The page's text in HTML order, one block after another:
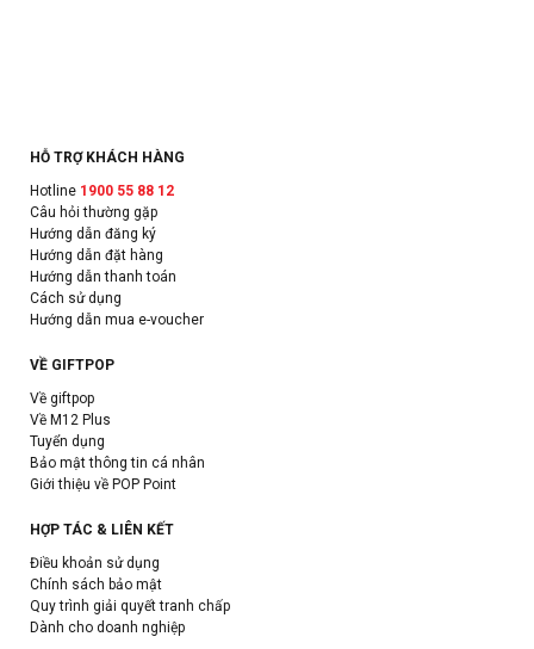
HỖ TRỢ KHÁCH HÀNG
Hotline 1900 55 88 12
Câu hỏi thường gặp
Hướng dẫn đăng ký
Hướng dẫn đặt hàng
Hướng dẫn thanh toán
Cách sử dụng
Hướng dẫn mua e-voucher
VỀ GIFTPOP
Về giftpop
Về M12 Plus
Tuyển dụng
Bảo mật thông tin cá nhân
Giới thiệu về POP Point
HỢP TÁC & LIÊN KẾT
Điều khoản sử dụng
Chính sách bảo mật
Quy trình giải quyết tranh chấp
Dành cho doanh nghiệp